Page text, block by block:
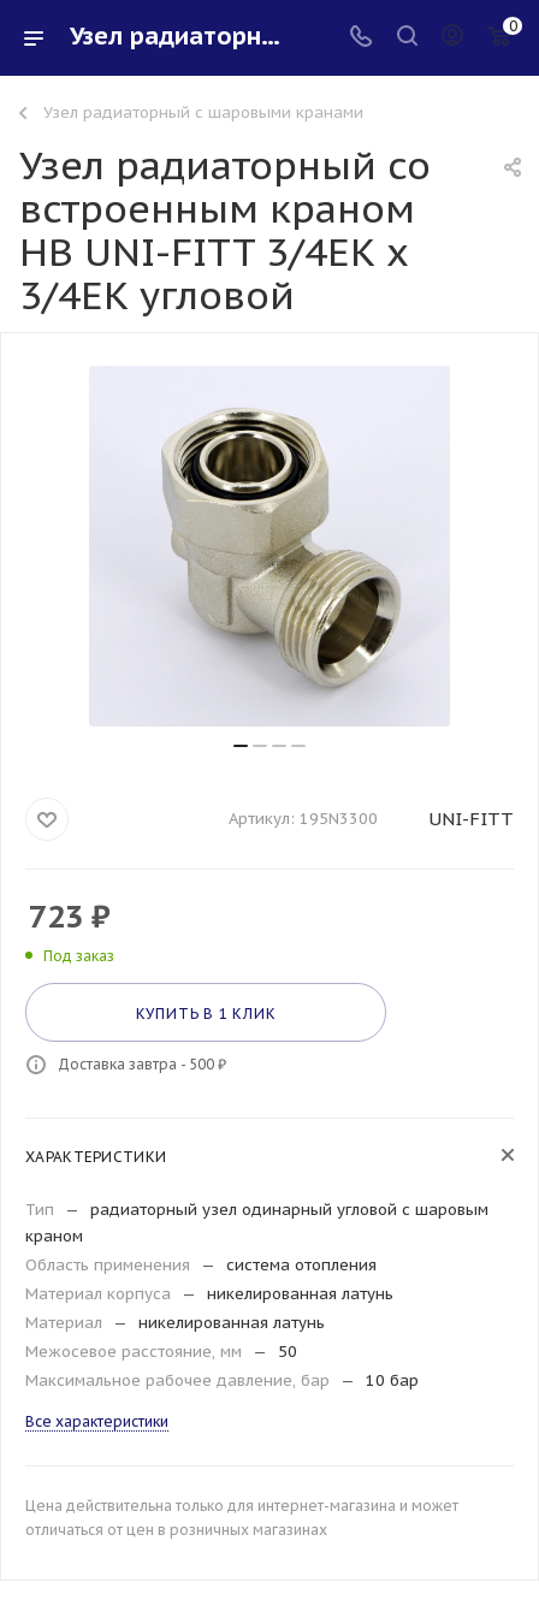
Узел радиаторный со встроенным краном НВ UNI-FITT 3/4ЕК х 3/4ЕК угловой - купить в интернет-магазине Santeh-svar 0
Узел радиаторный с шаровыми кранами
Узел радиаторный со
встроенным краном
НВ UNI-FITT 3/4ЕК х
3/4ЕК угловой
Артикул: 195N3300 UNI-FITT
723 ₽
Под заказ
КУПИТЬ В 1 КЛИК
Доставка завтра - 500 ₽
ХАРАКТЕРИСТИКИ
Тип —
радиаторный узел одинарный угловой с шаровым
краном
Область применения
—
система отопления
Материал корпуса
—
никелированная латунь
Материал
—
никелированная латунь
Межосевое расстояние, мм
—
50
Максимальное рабочее давление, бар
— 10 бар
Все характеристики
Цена действительна только для интернет-магазина и может
отличаться от цен в розничных магазинах